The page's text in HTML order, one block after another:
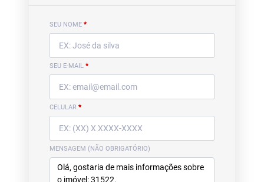
SEU NOME *
SEU E-MAIL *
CELULAR *
MENSAGEM (NÃO OBRIGATÓRIO)